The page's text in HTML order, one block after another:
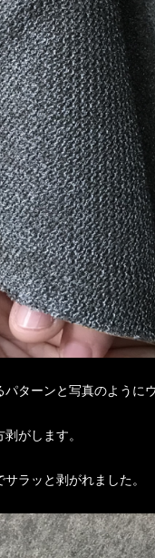
パターンと写真のように
がします。
ラッと剥がれました。